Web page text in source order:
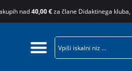
nad40,00 €za člane Didaktinega kluba,